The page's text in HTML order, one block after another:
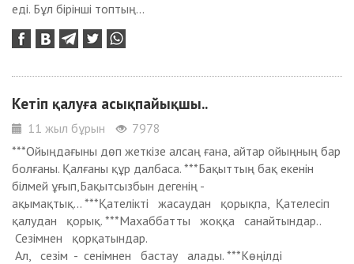
еді. Бұл бірінші топтың...
Кетіп қалуға асықпайықшы..
11 жыл бұрын
7978
***Ойыңдағыны дөп жеткізе алсаң ғана, айтар ойыңның бар
болғаны. Қалғаны құр далбаса. ***Бақыттың бақ екенін
білмей ұғып,Бақытсызбын дегенің -
ақымақтық... ***Қателікті жасаудан қорықпа, Қателесіп
қалудан қорық. ***Махаббатты жоққа санайтындар..
Сезімнен қорқатындар.
Ал, сезім - сенімнен бастау алады. ***Көңілді